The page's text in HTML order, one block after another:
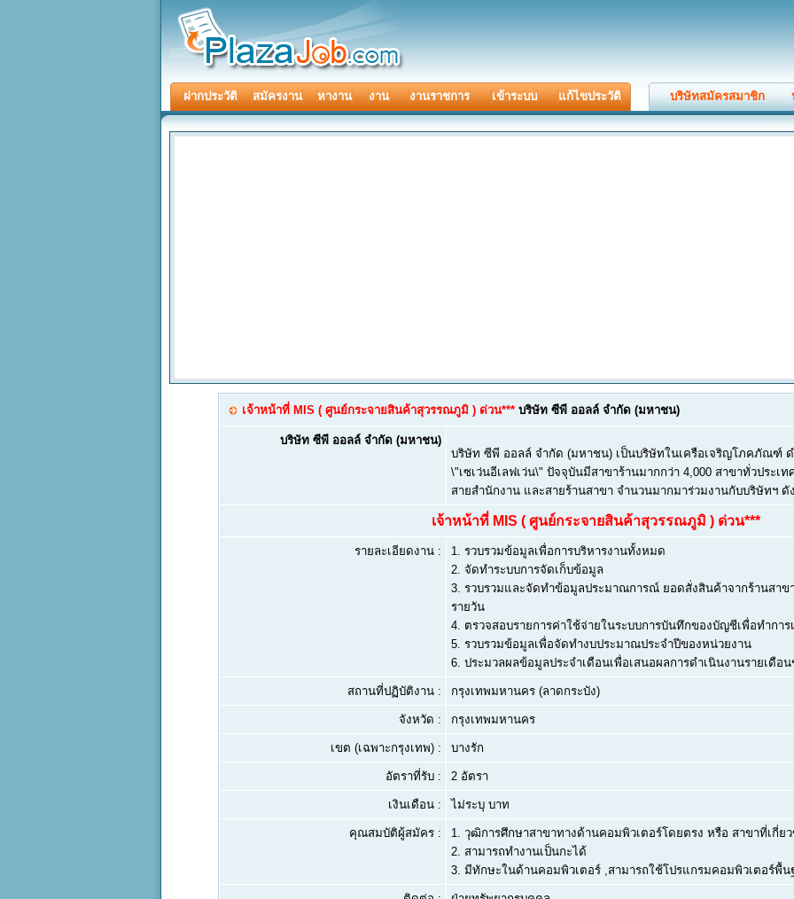
ฝากประวัติ สมัครงาน หางาน งาน งานราชการ เข้าระบบ แก้ไขประวัติ บริษัทสมัครสมาชิก
เจ้าหน้าที่ MIS ( ศูนย์กระจายสินค้าสุวรรณภูมิ ) ด่วน*** บริษัท ซีพี ออลล์ จำกัด (มหาชน)
บริษัท ซีพี ออลล์ จำกัด (มหาชน)
บริษัท ซีพี ออลล์ จำกัด (มหาชน) เป็นบริษัทในเครือเจริญโภคภัณฑ์
\"เซเว่นอีเลฟเว่น\" ปัจจุบันมีสาขาร้านมากกว่า 4,000 สาขาทั่วประเ
สายสำนักงาน และสายร้านสาขา จำนวนมากมาร่วมงานกับบริษัทฯ
เจ้าหน้าที่ MIS ( ศูนย์กระจายสินค้าสุวรรณภูมิ ) ด่วน***
รายละเอียดงาน :
1. รวบรวมข้อมูลเพื่อการบริหารงานทั้งหมด
2. จัดทำระบบการจัดเก็บข้อมูล
3. รวบรวมและจัดทำข้อมูลประมาณการณ์ ยอดสั่งสินค้าจากร้านสา
รายวัน
4. ตรวจสอบรายการค่าใช้จ่ายในระบบการบันทึกของบัญชีเพื่อทำกา
5. รวบรวมข้อมูลเพื่อจัดทำงบประมาณประจำปีของหน่วยงาน
6. ประมวลผลข้อมูลประจำเดือนเพื่อเสนอผลการดำเนินงานรายเดือ
สถานที่ปฏิบัติงาน : กรุงเทพมหานคร (ลาดกระบัง)
จังหวัด : กรุงเทพมหานคร
เขต (เฉพาะกรุงเทพ) : บางรัก
อัตราที่รับ : 2 อัตรา
เงินเดือน : ไม่ระบุ บาท
คุณสมบัติผู้สมัคร : 1. วุฒิการศึกษาสาขาทางด้านคอมพิวเตอร์โดยตรง หรือ สาขาที่เกี่ย
2. สามารถทำงานเป็นกะได้
3. มีทักษะในด้านคอมพิวเตอร์ ,สามารถใช้โปรแกรมคอมพิวเตอร์พื้